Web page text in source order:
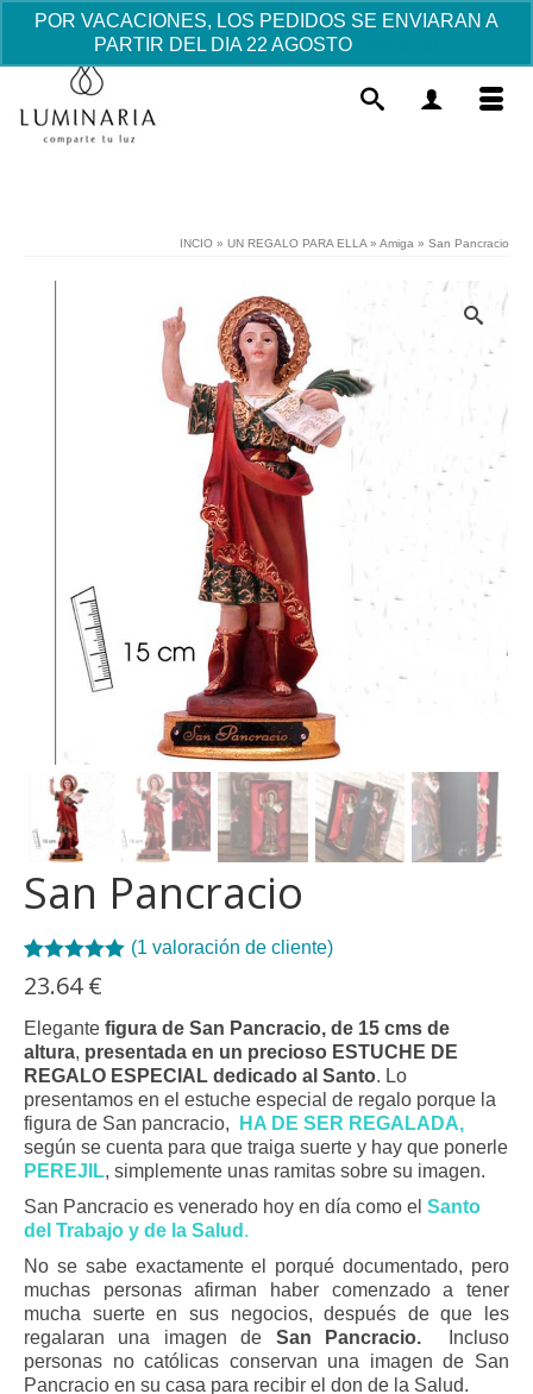
POR VACACIONES, LOS PEDIDOS SE ENVIARAN A
PARTIR DEL DIA 22 AGOSTO
INCIO » UN REGALO PARA ELLA » Amiga » San Pancracio
San Pancracio
Valorado con
5.00de 5 en
1
valoración de
un cliente
(1 valoración de cliente)
23.64€
Elegante figura de San Pancracio, de 15 cms de
altura, presentada en un precioso ESTUCHE DE
REGALO ESPECIAL dedicado al Santo. Lo
presentamos en el estuche especial de regalo porque la
figura de San pancracio,
HA DE SER REGALADA,
según se cuenta para que traiga suerte y hay que ponerle
PEREJIL, simplemente unas ramitas sobre su imagen.
San Pancracio es venerado hoy en día como el Santo
del Trabajo y de la Salud .
No se sabe exactamente el porqué documentado, pero
muchas personas afirman haber comenzado a tener
mucha suerte en sus negocios, después de que les
regalaran una imagen de San Pancracio.
Incluso
personas no católicas conservan una imagen de San
Pancracio en su casa para recibir el don de la Salud.
Portafotos Comunión - Niña
romántica
5.44€